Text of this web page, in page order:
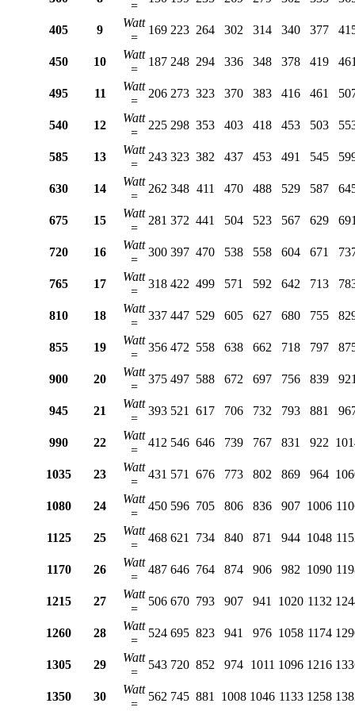
=
405 9
Watt
=
169 223 264 302 314 340 377
450 10
Watt
=
187 248 294 336 348 378 419
495 11
Watt
=
206 273 323 370 383 416 461
540 12
Watt
=
225 298 353 403 418 453 503
585 13
Watt
=
243 323 382 437 453 491 545
630 14
Watt
=
262 348 411 470 488 529 587
675 15
Watt
=
281 372 441 504 523 567 629
720 16
Watt
=
300 397 470 538 558 604 671
765 17
Watt
=
318 422 499 571 592 642 713
810 18
Watt
=
337 447 529 605 627 680 755
855 19
Watt
=
356 472 558 638 662 718 797
900 20
Watt
=
375 497 588 672 697 756 839
945 21
Watt
=
393 521 617 706 732 793 881
990 22
Watt
=
412 546 646 739 767 831 922
1035 23
Watt
=
431 571 676 773 802 869 964
1080 24
Watt
=
450 596 705 806 836 907 1006
1125 25
Watt
=
468 621 734 840 871 944 1048
1170 26
Watt
=
487 646 764 874 906 982 1090
1215 27
Watt
=
506 670 793 907 941 1020 1132
1260 28
Watt
=
524 695 823 941 976 1058 1174
1305 29
Watt
=
543 720 852 974 1011 1096 1216
1350 30
Watt
=
562 745 881 1008 1046 1133 1258